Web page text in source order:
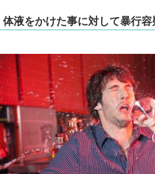
体液をかけた事に対して暴行容